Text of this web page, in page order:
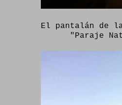
El pantalán de
"Paraje